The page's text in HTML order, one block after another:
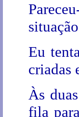
Eu
criadas
Às
fila